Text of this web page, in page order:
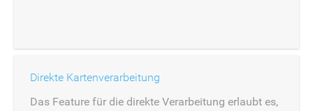
Direkte Kartenverarbeitung
Das Feature für die direkte Verarbeitung erlaubt es,